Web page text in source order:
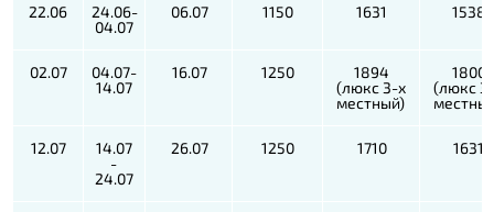
22.06
24.06-
04.07
06.07 1150 1631 1538
02.07
04.07-
14.07
16.07 1250
1894
(люкс 3-х
местный)
1800
(люкс
12.07
14.07
-
24.07
26.07 1250 1710 1631